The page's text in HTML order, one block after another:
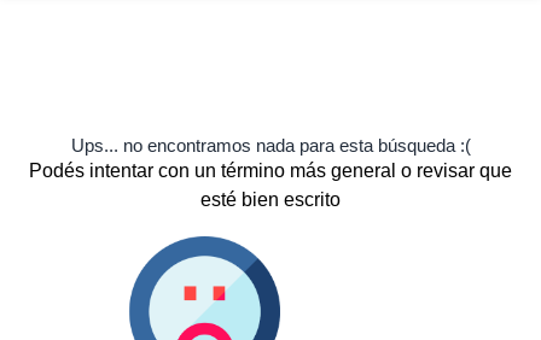
Ups... no encontramos nada para esta búsqueda :(
Podés intentar con un término más general o revisar que
esté bien escrito